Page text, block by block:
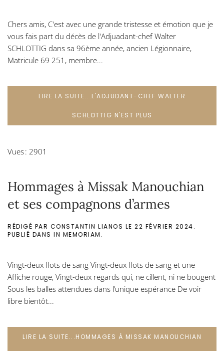
Chers amis, C'est avec une grande tristesse et émotion que je
vous fais part du décès de l'Adjuadant-chef Walter
SCHLOTTIG dans sa 96ème année, ancien Légionnaire,
Matricule 69 251, membre...
LIRE LA SUITE...L'ADJUDANT-CHEF WALTER
SCHLOTTIG N'EST PLUS
Vues : 2901
Hommages à Missak Manouchian
et ses compagnons d’armes
RÉDIGÉ PAR CONSTANTIN LIANOS LE 22 FÉVRIER 2024.
PUBLIÉ DANS IN MEMORIAM .
Vingt-deux flots de sang Vingt-deux flots de sang et une
Affiche rouge, Vingt-deux regards qui, ne cillent, ni ne bougent
Sous les balles attendues dans l’unique espérance De voir
libre bientôt...
LIRE LA SUITE...HOMMAGES À MISSAK MANOUCHIAN